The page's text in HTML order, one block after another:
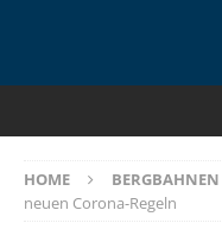
HOME BERGBAHNEN
neuen Corona-Regeln